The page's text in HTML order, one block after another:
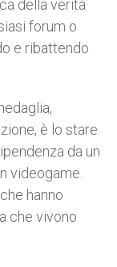
della verità
forum o
e ribattendo
è lo stare
da un
videogame.
hanno
che vivono